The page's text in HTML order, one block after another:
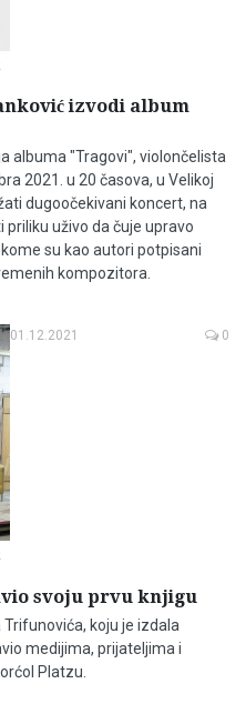
izvodi album
albuma "Tragovi", violončelista
2021. u 20 časova, u Velikoj
dugoočekivani koncert, na
uživo da čuje upravo
su kao autori potpisani
kompozitora.
01.12.2021 0
svoju prvu knjigu
koju je izdala
medijima, prijateljima i
Platzu.